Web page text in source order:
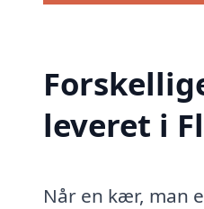
leveret i
Når en kær, man